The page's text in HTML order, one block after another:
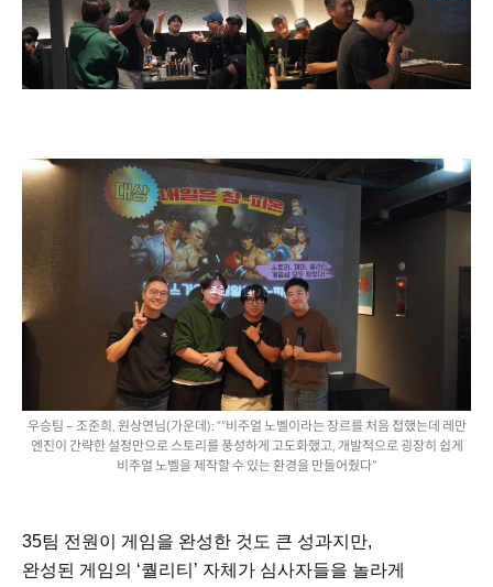
우승팀 – 조준희, 원상연님(가운데): “”비주얼 노벨이라는 장르를 처음 접했는데 레만
엔진이 간략한 설정만으로 스토리를 풍성하게 고도화했고, 개발적으로 굉장히 쉽게
비주얼 노벨을 제작할 수 있는 환경을 만들어줬다”
35팀 전원이 게임을 완성한 것도 큰 성과지만,
완성된 게임의 ‘퀄리티’ 자체가 심사자들을 놀라게